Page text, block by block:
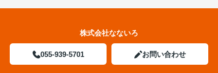
株式会社なないろ
055-939-5701 お問い合わせ